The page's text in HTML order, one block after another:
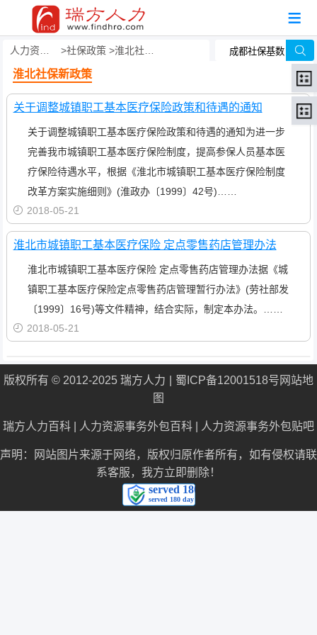
社保政策 淮北社保新政策
淮北社保新政策
关于调整城镇职工基本医疗保险政策和待遇的通知
关于调整城镇职工基本医疗保险政策和待遇的通知为进一步
完善我市城镇职工基本医疗保险制度，提高参保人员基本医
疗保险待遇水平，根据《淮北市城镇职工基本医疗保险制度
改革方案实施细则》(淮政办〔1999〕42号)……
2018-05-21
淮北市城镇职工基本医疗保险 定点零售药店管理办法
淮北市城镇职工基本医疗保险 定点零售药店管理办法据《城
镇职工基本医疗保险定点零售药店管理暂行办法》(劳社部发
〔1999〕16号)等文件精神，结合实际，制定本办法。……
2018-05-21
版权所有 © 2012-2025 瑞方人力 蜀ICP备12001518号 网站地
图
瑞方人力百科 人力资源事务外包百科 人力资源事务外包贴吧
声明：网站图片来源于网络，版权归原作者所有，如有侵权请联
系客服，我方立即删除！